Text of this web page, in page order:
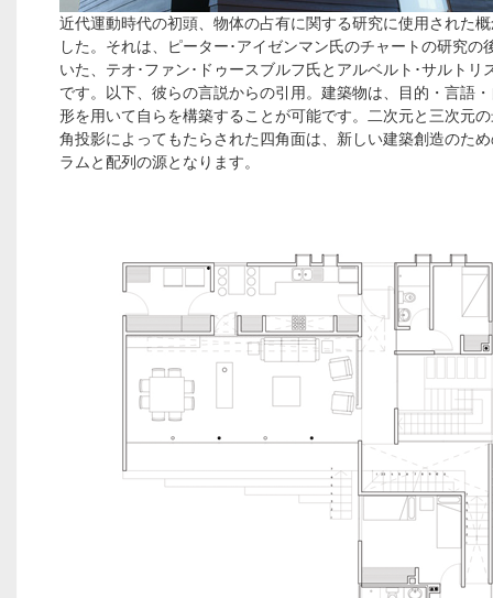
近代運動時代の初頭、物体の占有に関する研究に使用された
した。それは、ピーター･アイゼンマン氏のチャートの研究の
いた、テオ･ファン･ドゥースブルフ氏とアルベルト･サルトリ
です。以下、彼らの言説からの引用。建築物は、目的・言語
形を用いて自らを構築することが可能です。二次元と三次元
角投影によってもたらされた四角面は、新しい建築創造のた
ラムと配列の源となります。